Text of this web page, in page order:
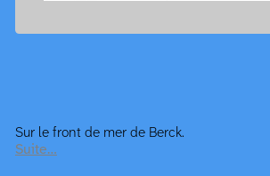
Sur le front de mer de Berck.
Suite…